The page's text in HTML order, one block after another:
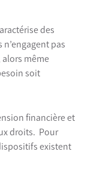
des
pas
même
soit
financière et
droits. Pour
existent